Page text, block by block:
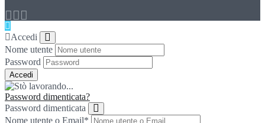
Accedi
Nome utente
Password
Password dimenticata?
Password dimenticata
Nome utente o Email*